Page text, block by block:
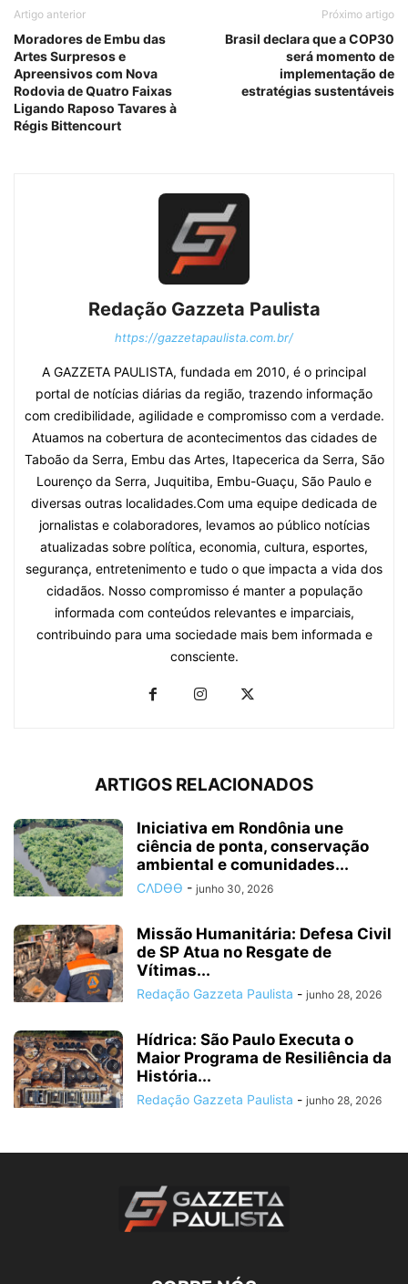
Artigo anterior
Moradores de Embu das
Artes Surpresos e
Apreensivos com Nova
Rodovia de Quatro Faixas
Ligando Raposo Tavares à
Régis Bittencourt
Próximo artigo
Brasil declara que a COP30
será momento de
implementação de
estratégias sustentáveis
Redação Gazzeta Paulista
https://gazzetapaulista.com.br/
A GAZZETA PAULISTA, fundada em 2010, é o principal
portal de notícias diárias da região, trazendo informação
com credibilidade, agilidade e compromisso com a verdade.
Atuamos na cobertura de acontecimentos das cidades de
Taboão da Serra, Embu das Artes, Itapecerica da Serra, São
Lourenço da Serra, Juquitiba, Embu-Guaçu, São Paulo e
diversas outras localidades.Com uma equipe dedicada de
jornalistas e colaboradores, levamos ao público notícias
atualizadas sobre política, economia, cultura, esportes,
segurança, entretenimento e tudo o que impacta a vida dos
cidadãos. Nosso compromisso é manter a população
informada com conteúdos relevantes e imparciais,
contribuindo para uma sociedade mais bem informada e
consciente.
ARTIGOS RELACIONADOS
Iniciativa em Rondônia une
ciência de ponta, conservação
ambiental e comunidades...
CΛDӨӨ - junho 30, 2026
Missão Humanitária: Defesa Civil
de SP Atua no Resgate de
Vítimas...
Redação Gazzeta Paulista - junho 28, 2026
Hídrica: São Paulo Executa o
Maior Programa de Resiliência da
História...
Redação Gazzeta Paulista - junho 28, 2026